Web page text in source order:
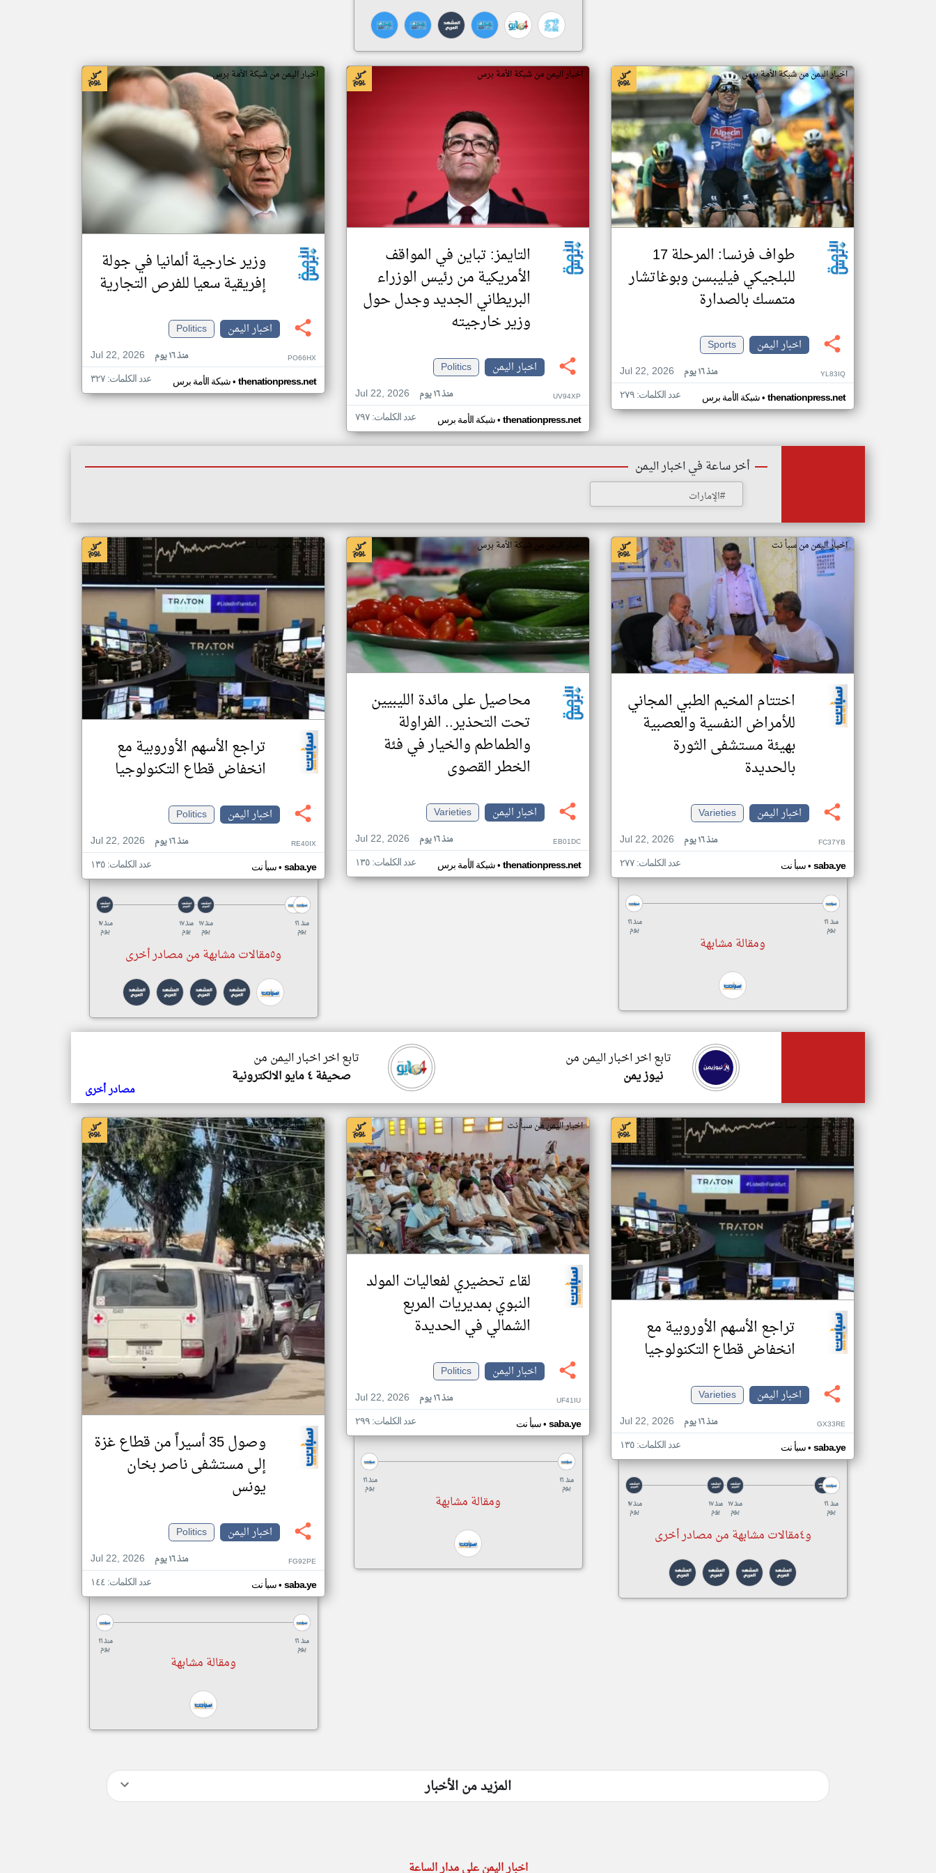
اخبار اليمن من شبكة الأمة برس
طواف فرنسا: المرحلة 17
للبلجيكي فيليبسن وبوغاتشار
متمسك بالصدارة
اخبار اليمن
Sports
Jul 22, 2026
منذ ١٦ يوم YL83IQ
شبكة الأمة برس• thenationpress.net عدد الكلمات: ٢٧٩
اخبار اليمن من شبكة الأمة برس
التايمز: تباين في المواقف
الأمريكية من رئيس الوزراء
البريطاني الجديد وجدل حول
وزير خارجيته
اخبار اليمن
Politics
Jul 22, 2026
منذ ١٦ يوم UV94XP
شبكة الأمة برس• thenationpress.net عدد الكلمات: ٧٩٧
اخبار اليمن من شبكة الأمة برس
وزير خارجية ألمانيا في جولة
إفريقية سعيا للفرص التجارية
اخبار اليمن
Politics
Jul 22, 2026
منذ ١٦ يوم PO66HX
شبكة الأمة برس• thenationpress.net عدد الكلمات: ٣٢٧
أخر ساعة في اخبار اليمن
#الإمارات
اخبار اليمن من سبأ نت
اختتام المخيم الطبي المجاني
للأمراض النفسية والعصبية
بهيئة مستشفى الثورة
بالحديدة
اخبار اليمن
Varieties
Jul 22, 2026
منذ ١٦ يوم FC37YB
سبأ نت• saba.ye عدد الكلمات: ٢٧٧
منذ ١٦
يوم
منذ ١٦
يوم
ومقالة مشابهة
اخبار اليمن من شبكة الأمة برس
محاصيل على مائدة الليبيين
تحت التحذير.. الفراولة
والطماطم والخيار في فئة
الخطر القصوى
اخبار اليمن
Varieties
Jul 22, 2026
منذ ١٦ يوم EB01DC
شبكة الأمة برس• thenationpress.net عدد الكلمات: ١٣٥
اخبار اليمن من سبأ نت
تراجع الأسهم الأوروبية مع
انخفاض قطاع التكنولوجيا
اخبار اليمن
Politics
Jul 22, 2026
منذ ١٦ يوم RE40IX
سبأ نت• saba.ye عدد الكلمات: ١٣٥
منذ ١٧
يوم
منذ ١٧
يوم
منذ ١٧
يوم
منذ ١٦
يوم
و٥مقالات مشابهة من مصادر أخرى
تابع اخر اخبار اليمن من
صحيفة ٤ مايو الالكترونية
تابع اخر اخبار اليمن من
نيوز يمن
مصادر أخرى
اخبار اليمن من سبأ نت
تراجع الأسهم الأوروبية مع
انخفاض قطاع التكنولوجيا
اخبار اليمن
Varieties
Jul 22, 2026
منذ ١٦ يوم GX33RE
سبأ نت• saba.ye عدد الكلمات: ١٣٥
منذ ١٧
يوم
منذ ١٧
يوم
منذ ١٧
يوم
منذ ١٦
يوم
و٤مقالات مشابهة من مصادر أخرى
اخبار اليمن من سبأ نت
لقاء تحضيري لفعاليات المولد
النبوي بمديريات المربع
الشمالي في الحديدة
اخبار اليمن
Politics
Jul 22, 2026
منذ ١٦ يوم UF41IU
سبأ نت• saba.ye عدد الكلمات: ٢٩٩
منذ ١٦
يوم
منذ ١٦
يوم
ومقالة مشابهة
اخبار اليمن من سبأ نت
وصول 35 أسيراً من قطاع غزة
إلى مستشفى ناصر بخان
يونس
اخبار اليمن
Politics
Jul 22, 2026
منذ ١٦ يوم FG92PE
سبأ نت• saba.ye عدد الكلمات: ١٤٤
منذ ١٦
يوم
منذ ١٦
يوم
ومقالة مشابهة
المزيد من الأخبار
اخبار اليمن على مدار الساعة